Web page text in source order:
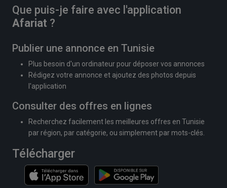
Que puis-je faire avec l'application
Afariat ?
Publier une annonce en Tunisie
Plus besoin d'un ordinateur pour déposer vos annonces
Rédigez votre annonce et ajoutez des photos depuis
l'application
Consulter des offres en lignes
Recherchez facilement les meilleures offres en Tunisie
par région, par catégorie, ou simplement par mots-clés.
Télécharger